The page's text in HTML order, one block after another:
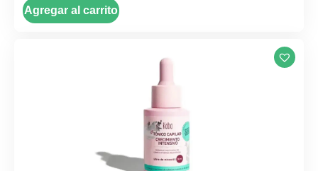
Agregar al carrito